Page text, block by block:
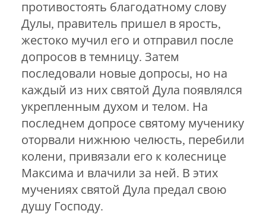
противостоять благодатному слову
Дулы, правитель пришел в ярость,
жестоко мучил его и отправил после
допросов в темницу. Затем
последовали новые допросы, но на
каждый из них святой Дула появлялся
укрепленным духом и телом. На
последнем допросе святому мученику
оторвали нижнюю челюсть, перебили
колени, привязали его к колеснице
Максима и влачили за ней. В этих
мучениях святой Дула предал свою
душу Господу.